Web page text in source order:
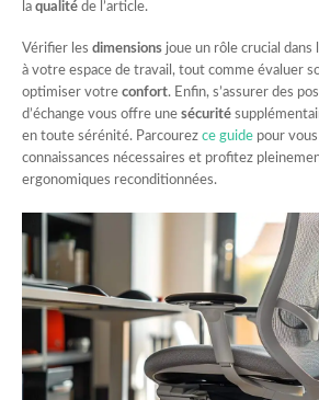
la qualité de l’article.
Vérifier les dimensions joue un rôle crucial dans
à votre espace de travail, tout comme évaluer
optimiser votre confort. Enfin, s’assurer des
d’échange vous offre une sécurité
en toute sérénité. Parcourez ce guide pour
connaissances nécessaires et profitez
ergonomiques reconditionnées.